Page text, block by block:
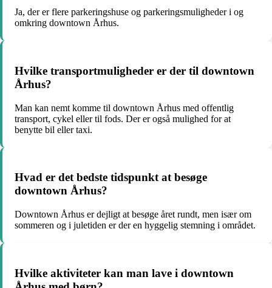
Ja, der er flere parkeringshuse og parkeringsmuligheder i og
omkring downtown Århus.
Hvilke transportmuligheder er der til downtown
Århus?
Man kan nemt komme til downtown Århus med offentlig
transport, cykel eller til fods. Der er også mulighed for at
benytte bil eller taxi.
Hvad er det bedste tidspunkt at besøge
downtown Århus?
Downtown Århus er dejligt at besøge året rundt, men især om
sommeren og i juletiden er der en hyggelig stemning i området.
Hvilke aktiviteter kan man lave i downtown